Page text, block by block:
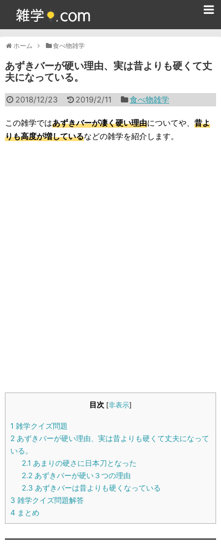
ホーム 食べ物雑学
あずきバーが硬い理由、実は昔よりも硬くて丈
夫になっている。
2018/12/23 2019/2/11 食べ物雑学
この雑学ではあずきバーが凄く硬い理由についてや、 昔よ
りも高度が増しているなどの雑学を紹介します。
目次 [非表示]
1 雑学クイズ問題
2 あずきバーが硬い理由、実は昔よりも硬くて丈夫になって
いる。
2.1 あまりの硬さに日本刀となった
2.2 あずきバーが硬い３つの理由
2.3 あずきバーは昔よりも硬くなっている
3 雑学クイズ問題解答
4 まとめ
365日雑学カレンダー
面白い雑学
ためになる雑学
スポーツ雑学